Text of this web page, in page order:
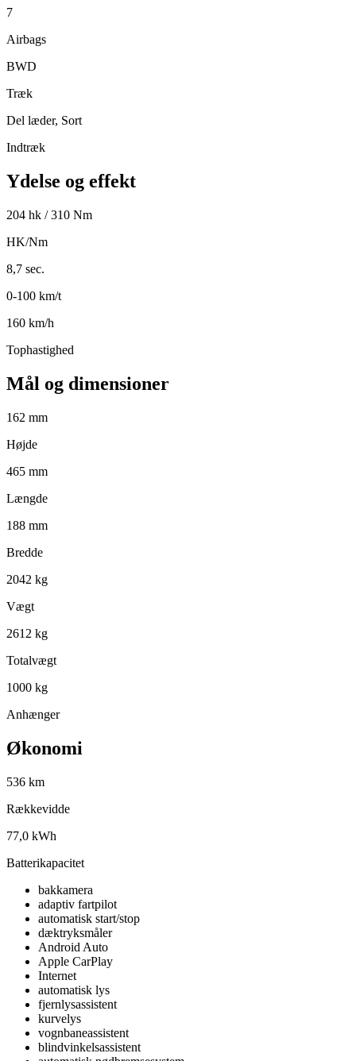
7
Airbags
BWD
Træk
Del læder, Sort
Indtræk
Ydelse og effekt
204 hk / 310 Nm
HK/Nm
8,7 sec.
0-100 km/t
160 km/h
Tophastighed
Mål og dimensioner
162 mm
Højde
465 mm
Længde
188 mm
Bredde
2042 kg
Vægt
2612 kg
Totalvægt
1000 kg
Anhænger
Økonomi
536 km
Rækkevidde
77,0 kWh
Batterikapacitet
bakkamera
adaptiv fartpilot
automatisk start/stop
dæktryksmåler
Android Auto
Apple CarPlay
Internet
automatisk lys
fjernlysassistent
kurvelys
vognbaneassistent
blindvinkelsassistent